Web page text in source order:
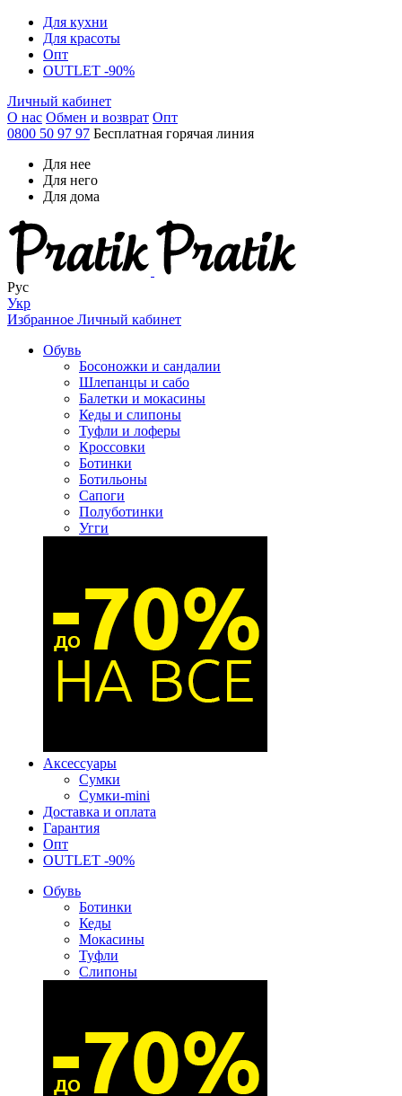
Для кухни
Для красоты
Опт
OUTLET -90%
Личный кабинет
О нас Обмен и возврат Опт
0800 50 97 97 Бесплатная горячая линия
Для нее
Для него
Для дома
Рус
Укр
Избранное Личный кабинет
Обувь
Босоножки и сандалии
Шлепанцы и сабо
Балетки и мокасины
Кеды и слипоны
Туфли и лоферы
Кроссовки
Ботинки
Ботильоны
Сапоги
Полуботинки
Угги
Аксессуары
Сумки
Сумки-mini
Доставка и оплата
Гарантия
Опт
OUTLET -90%
Обувь
Ботинки
Кеды
Мокасины
Туфли
Слипоны